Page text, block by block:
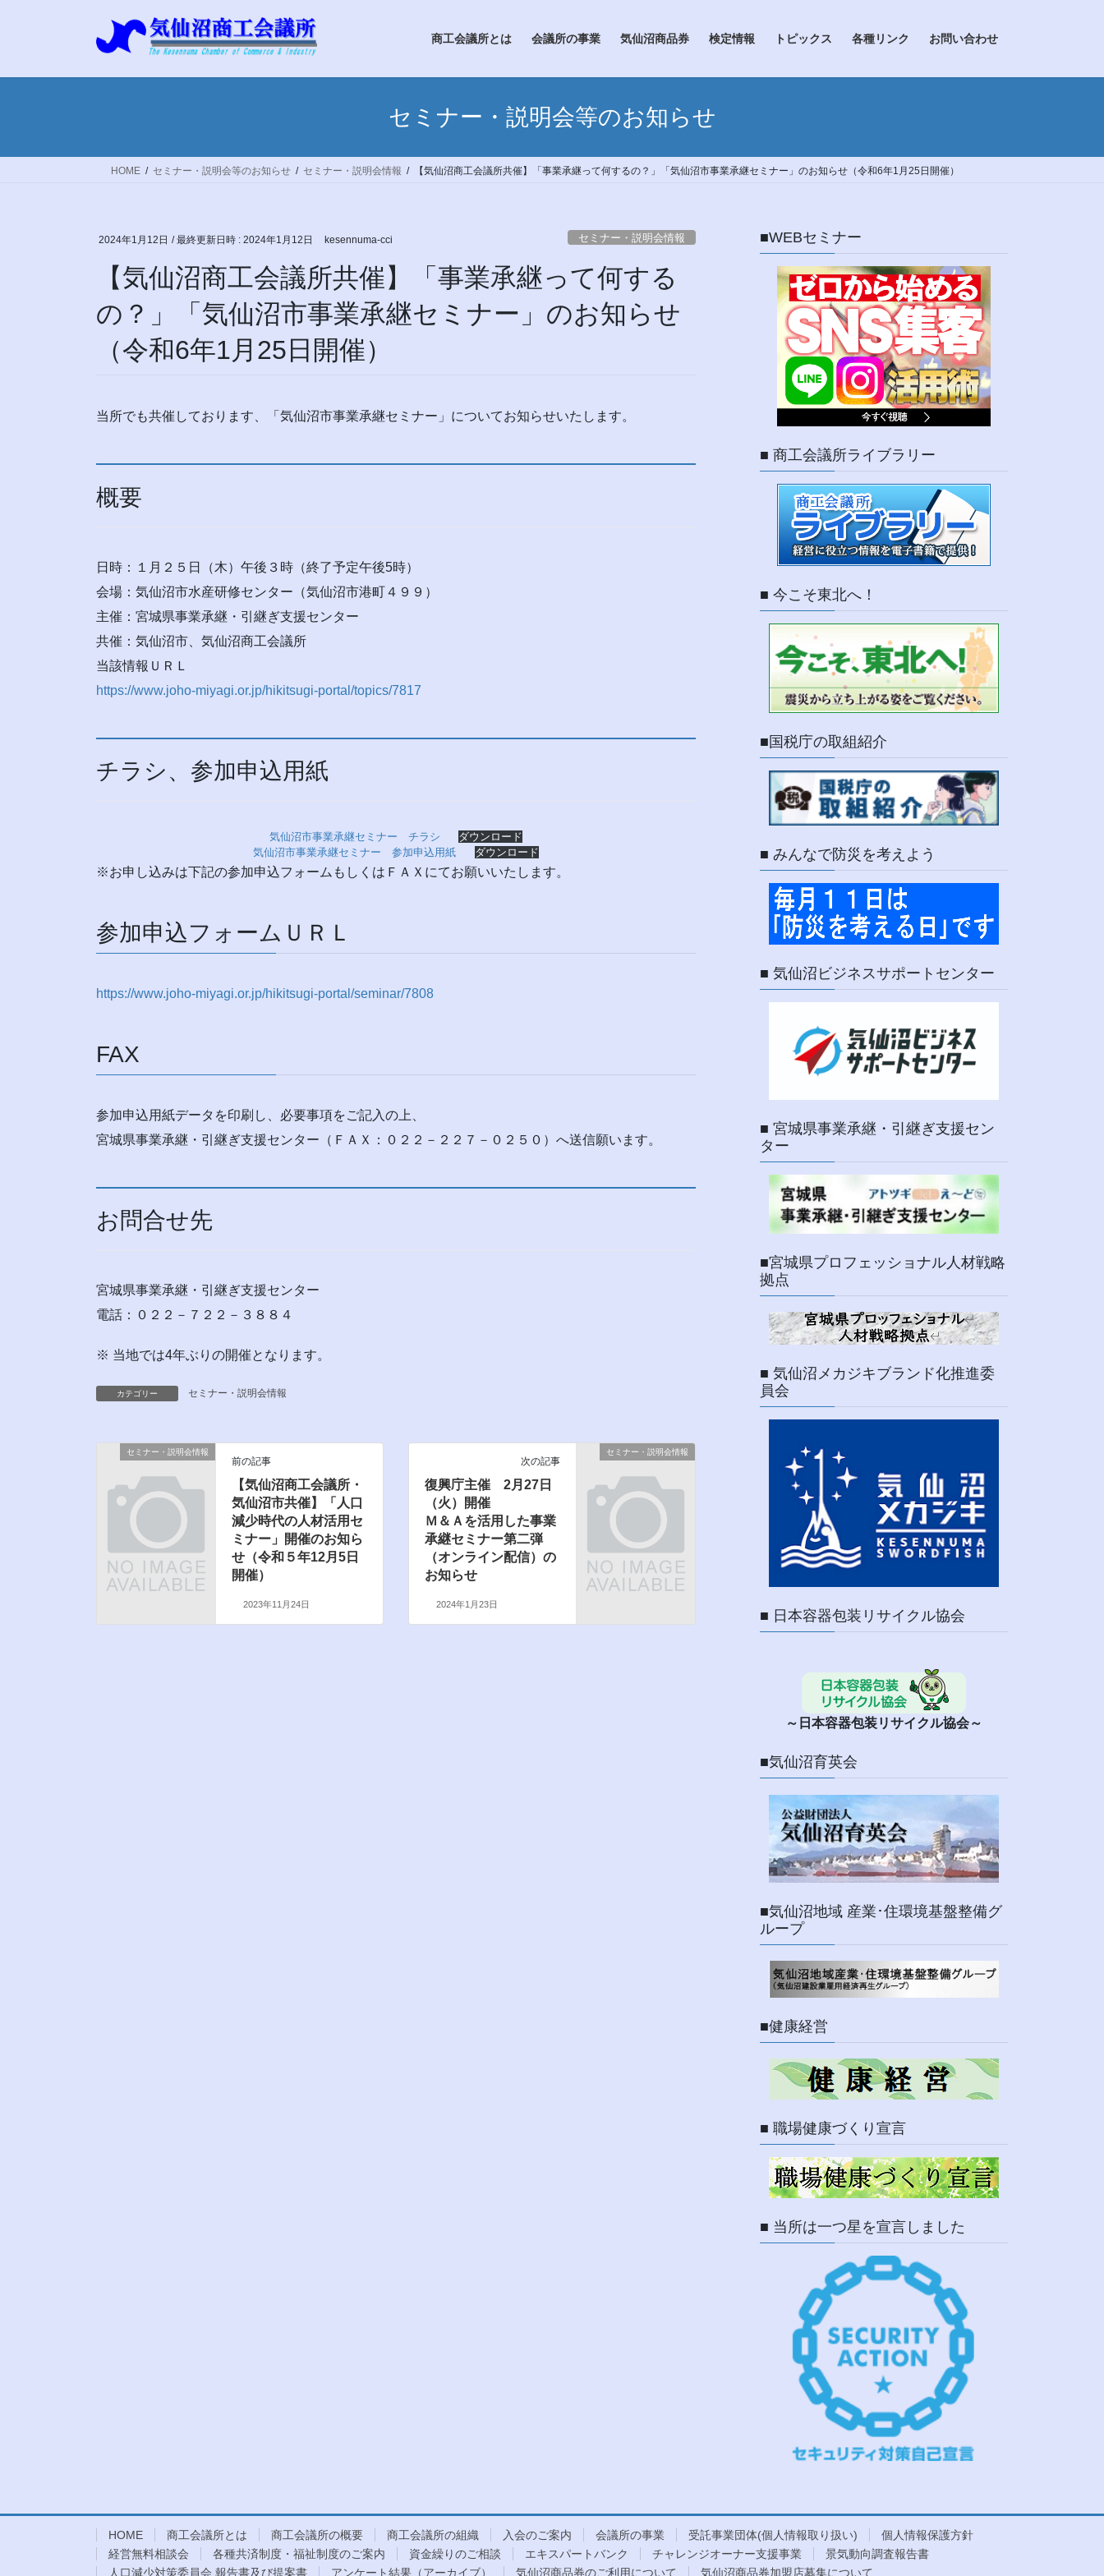
商工会議所とは 会議所の事業 気仙沼商品券 検定情報 トピックス 各種リンク お問い合わせ
セミナー・説明会等のお知らせ
HOME セミナー・説明会等のお知らせ セミナー・説明会情報 【気仙沼商工会議所共催】「事業承継って何するの？」「気仙沼市事業承継セミナー」のお知らせ（令和6年1月25日開催）
2024年1月12日 / 最終更新日時 : 2024年1月12日 kesennuma-cci セミナー・説明会情報
【気仙沼商工会議所共催】「事業承継って何する
の？」「気仙沼市事業承継セミナー」のお知らせ
（令和6年1月25日開催）
当所でも共催しております、「気仙沼市事業承継セミナー」についてお知らせいたします。
概要
日時：１月２５日（木）午後３時（終了予定午後5時）
会場：気仙沼市水産研修センター（気仙沼市港町４９９）
主催：宮城県事業承継・引継ぎ支援センター
共催：気仙沼市、気仙沼商工会議所
当該情報ＵＲＬ
https://www.joho-miyagi.or.jp/hikitsugi-portal/topics/7817
チラシ、参加申込用紙
気仙沼市事業承継セミナー チラシ
ダウンロード
気仙沼市事業承継セミナー 参加申込用紙
ダウンロード
※お申し込みは下記の参加申込フォームもしくはＦＡＸにてお願いいたします。
参加申込フォームＵＲＬ
https://www.joho-miyagi.or.jp/hikitsugi-portal/seminar/7808
FAX
参加申込用紙データを印刷し、必要事項をご記入の上、
宮城県事業承継・引継ぎ支援センター（ＦＡＸ：０２２－２２７－０２５０）へ送信願います。
お問合せ先
宮城県事業承継・引継ぎ支援センター
電話：０２２－７２２－３８８４
※ 当地では4年ぶりの開催となります。
カテゴリー セミナー・説明会情報
セミナー・説明会情報
前の記事
【気仙沼商工会議所・
気仙沼市共催】「人口
減少時代の人材活用セ
ミナー」開催のお知ら
せ（令和５年12月5日
開催）
2023年11月24日
セミナー・説明会情報
次の記事
復興庁主催 2月27日
（火）開催
Ｍ＆Ａを活用した事業
承継セミナー第二弾
（オンライン配信）の
お知らせ
2024年1月23日
■WEBセミナー
■ 商工会議所ライブラリー
■ 今こそ東北へ！
■国税庁の取組紹介
■ みんなで防災を考えよう
■ 気仙沼ビジネスサポートセンター
■ 宮城県事業承継・引継ぎ支援セン
ター
■宮城県プロフェッショナル人材戦略
拠点
■ 気仙沼メカジキブランド化推進委
員会
■ 日本容器包装リサイクル協会
～日本容器包装リサイクル協会～
■気仙沼育英会
■気仙沼地域 産業･住環境基盤整備グ
ループ
■健康経営
■ 職場健康づくり宣言
■ 当所は一つ星を宣言しました
HOME 商工会議所とは 商工会議所の概要 商工会議所の組織 入会のご案内 会議所の事業 受託事業団体(個人情報取り扱い)
個人情報保護方針
経営無料相談会
各種共済制度・福祉制度のご案内 資金繰りのご相談 エキスパートバンク チャレンジオーナー支援事業
景気動向調査報告書
人口減少対策委員会 報告書及び提案書
アンケート結果（アーカイブ） 気仙沼商品券のご利用について 気仙沼商品券加盟店募集について